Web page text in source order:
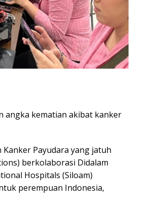
angka kematian akibat kanker
Payudara yang jatuh
berkolaborasi Didalam
Hospitals (Siloam)
perempuan Indonesia,